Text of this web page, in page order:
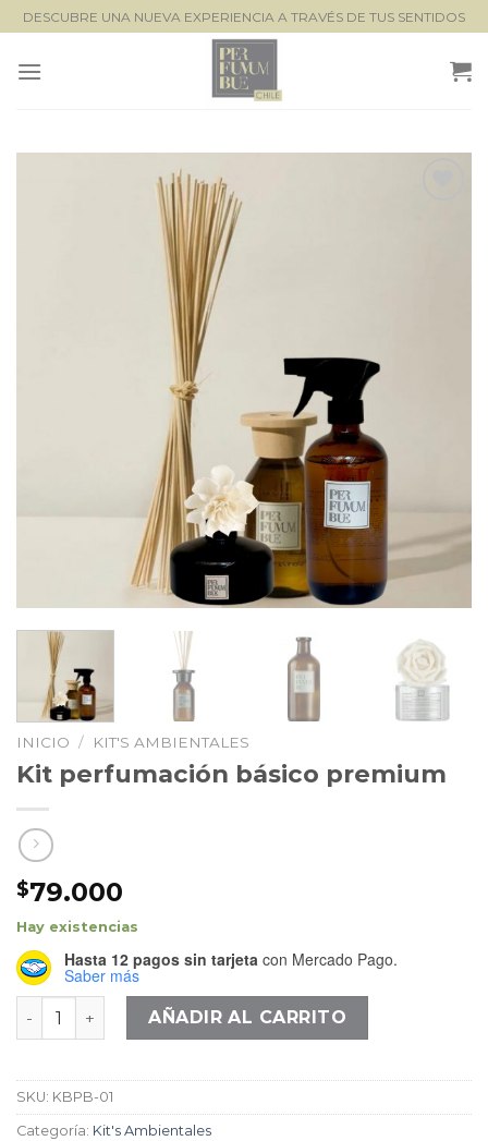
Saltar
al
contenido
DESCUBRE UNA NUEVA EXPERIENCIA A TRAVÉS DE TUS SENTIDOS
INICIO / KIT'S AMBIENTALES
Kit perfumación básico premium
$79.000
Hay existencias
Hasta 12 pagos sin tarjeta con Mercado Pago.
Saber más
Kit perfumación básico premium cantidad
AÑADIR AL CARRITO
SKU: KBPB-01
Categoría: Kit's Ambientales